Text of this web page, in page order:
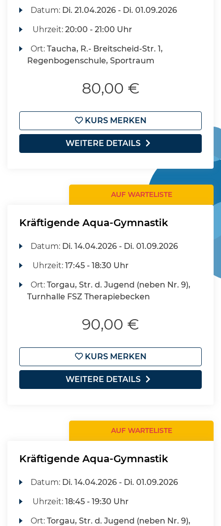
Datum: Di. 21.04.2026 - Di. 01.09.2026
Uhrzeit:20:00 - 21:00 Uhr
Ort:Taucha, R.- Breitscheid-Str. 1,
Regenbogenschule, Sportraum
80,00 €
KURS MERKEN
WEITERE DETAILS
AUF WARTELISTE
Kräftigende Aqua-Gymnastik
Datum: Di. 14.04.2026 - Di. 01.09.2026
Uhrzeit:17:45 - 18:30 Uhr
Ort:Torgau, Str. d. Jugend (neben Nr. 9),
Turnhalle FSZ Therapiebecken
90,00 €
KURS MERKEN
WEITERE DETAILS
AUF WARTELISTE
Kräftigende Aqua-Gymnastik
Datum: Di. 14.04.2026 - Di. 01.09.2026
Uhrzeit:18:45 - 19:30 Uhr
Ort:Torgau, Str. d. Jugend (neben Nr. 9),